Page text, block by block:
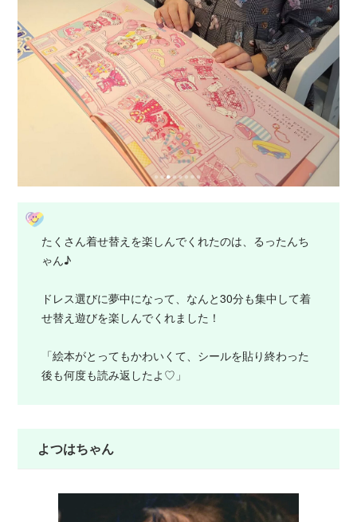
たくさん着せ替えを楽しんでくれたのは、るったんち
ゃん♪
ドレス選びに夢中になって、なんと30分も集中して着
せ替え遊びを楽しんでくれました！
「絵本がとってもかわいくて、シールを貼り終わった
後も何度も読み返したよ♡」
よつはちゃん